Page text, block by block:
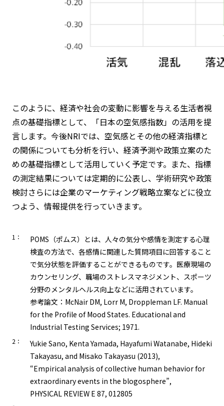
このように、経済や社会の変動に影響を与える生活者視
点の基礎指標として、「日本の空気感指数」の活用を提
言します。今後NRIでは、空気感とその他の経済指標と
の関係についても分析を行い、経済予測や政策立案のた
めの基礎指標として活用していく予定です。また、指標
の測定結果については定期的に公表し、学術研究や政策
検討さらには企業のマーケティング戦略立案などに役立
つよう、情報提供を行っていきます。
1：
POMS（ポムス）とは、人々の気分や感情を測定する心理
検査の方法で、各感情に関連した質問項目に回答すること
で気分状態を評価することができるものです。医療現場の
カウンセリング、職場のストレスマネジメント、スポーツ
分野のメンタルヘルス向上などに活用されています。
参考論文：McNair DM, Lorr M, Droppleman LF. Manual
for the Profile of Mood States. Educational and
Industrial Testing Services; 1971.
2：
Yukie Sano, Kenta Yamada, Hayafumi Watanabe, Hideki
Takayasu, and Misako Takayasu (2013),
“Empirical analysis of collective human behavior for
extraordinary events in the blogosphere”,
PHYSICAL REVIEW E 87, 012805